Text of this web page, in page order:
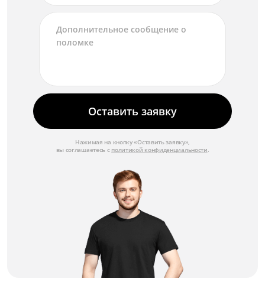
Оставить заявку
Нажимая на кнопку «Оставить заявку»,
вы соглашаетесь с политикой конфиденциальности.